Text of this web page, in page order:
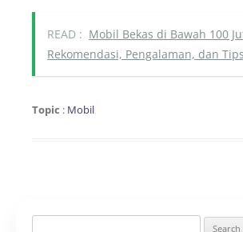
READ : Mobil Bekas di Bawah 100
Rekomendasi, Pengalaman, dan
Topic : Mobil